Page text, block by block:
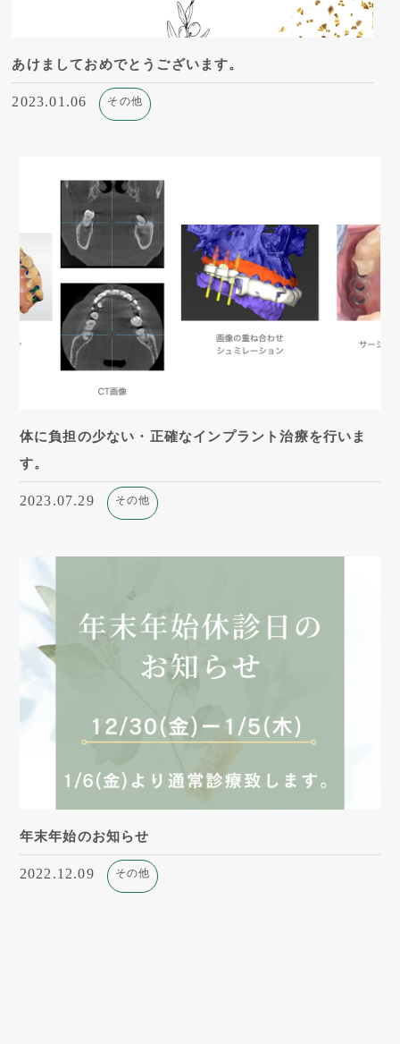
あけましておめでとうございます。
2023.01.06 その他
体に負担の少ない・正確なインプラント治療を行いま
す。
2023.07.29 その他
年末年始のお知らせ
2022.12.09 その他